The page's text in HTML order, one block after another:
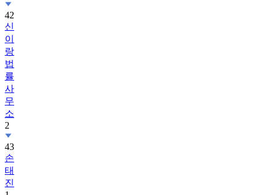
42
신
이
랑
법
률
사
무
소
2
43
손
태
진